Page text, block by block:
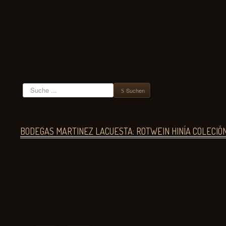
Suchen Suchen
BODEGAS MARTINEZ LACUESTA: ROTWEIN HINÍA